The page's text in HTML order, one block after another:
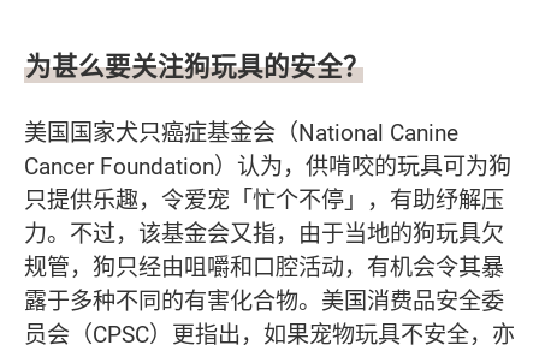
为甚么要关注狗玩具的安全？
美国国家犬只癌症基金会（National Canine
Cancer Foundation）认为，供啃咬的玩具可为狗
只提供乐趣，令爱宠「忙个不停」，有助纾解压
力。不过，该基金会又指，由于当地的狗玩具欠
规管，狗只经由咀嚼和口腔活动，有机会令其暴
露于多种不同的有害化合物。美国消费品安全委
员会（CPSC）更指出，如果宠物玩具不安全，亦